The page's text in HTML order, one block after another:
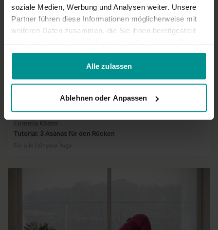
soziale Medien, Werbung und Analysen weiter. Unsere
Partner führen diese Informationen möglicherweise mit
weiteren Daten zusammen, die Sie ihnen bereitgestellt
gesammelt haben.
Alle zulassen
Ablehnen oder Anpassen
Cornelia Köster
Tutorial: 3 Asanas für den Rücken
Für alle | Vinyasa Yoga